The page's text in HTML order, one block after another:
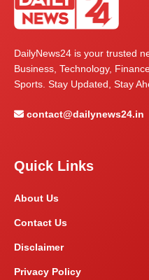
DailyNews24 is your trusted
Business, Technology,
Sports. Stay Updated, Stay
contact@dailynews24.in
Quick Links
About Us
Contact Us
Disclaimer
Privacy Policy